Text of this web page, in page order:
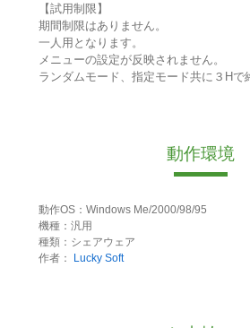
【試用制限】
期間制限はありません。
一人用となります。
メニューの設定が反映されません。
ランダムモード、指定モード共に３Hで
動作環境
動作OS：Windows Me/2000/98/95
機種：汎用
種類：シェアウェア
作者：
Lucky Soft